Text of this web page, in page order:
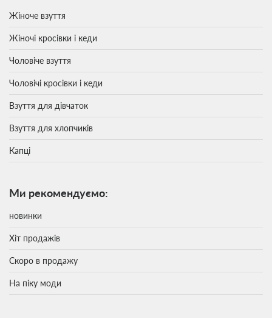
Жіноче взуття
Жіночі кросівки і кеди
Чоловіче взуття
Чоловічі кросівки і кеди
Взуття для дівчаток
Взуття для хлопчиків
Капці
Ми рекомендуємо:
новинки
Хіт продажів
Скоро в продажу
На піку моди